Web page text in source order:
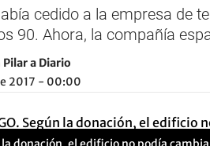
cedido a la empresa de
90. Ahora, la compañía
Pilar a Diario
2017 - 00:00